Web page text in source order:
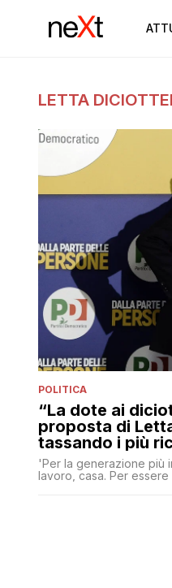
LETTA
POLITICA
“La dote ai
proposta di
tassando i più
'Per la generazione più
lavoro, casa. Per